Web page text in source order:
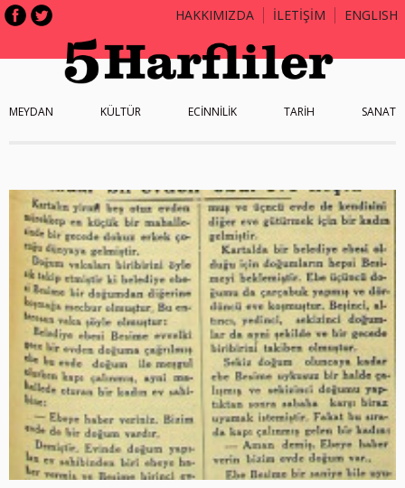
HAKKIMIZDA İLETİŞİM ENGLISH
MEYDAN KÜLTÜR ECİNNİLİK TARİH SANAT